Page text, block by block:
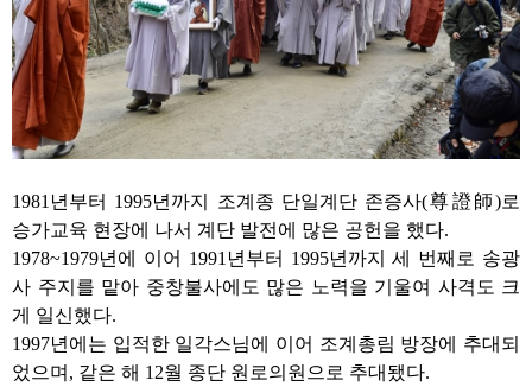
1981 년부터 1995년까지 조계종 단일계단 존증사(尊證師)로
승가교육 현장에 나서 계단 발전에 많은 공헌을 했다.
1978~1979년에 이어 1991 년부터 1995년까지 세 번째로 송광
사 주지를 맡아 중창불사에도 많은 노력을 기울여 사격도 크
게 일신했다.
1997년에는 입적한 일각스님에 이어 조계총림 방장에 추대되
었으며 , 같은 해 12월 종단 원로의원으로 추대됐다.